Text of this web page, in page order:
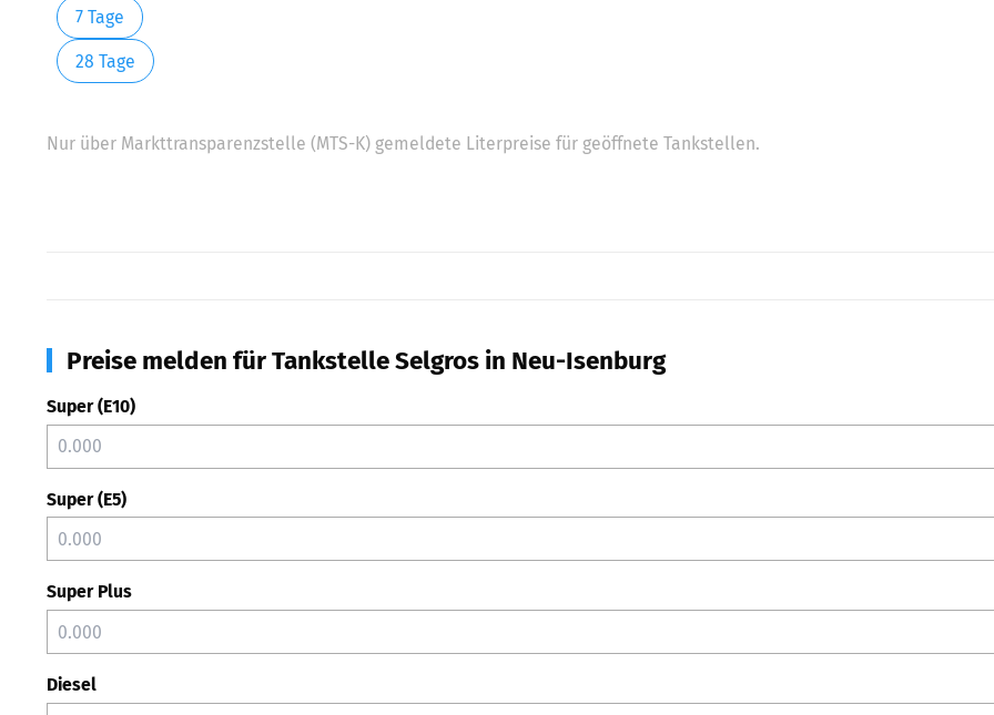
7 Tage
28 Tage
Nur über Markttransparenzstelle (MTS-K) gemeldete Literpreise für geöffnete Tankstellen.
Preise melden für Tankstelle Selgros in Neu-Isenburg
Super (E10)
Super (E5)
Super Plus
Diesel